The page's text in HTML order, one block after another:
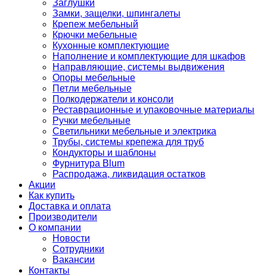
Заглушки
Замки, защелки, шпингалеты
Крепеж мебельный
Крючки мебельные
Кухонные комплектующие
Наполнение и комплектующие для шкафов
Направляющие, системы выдвижения
Опоры мебельные
Петли мебельные
Полкодержатели и консоли
Реставрационные и упаковочные материалы
Ручки мебельные
Светильники мебельные и электрика
Трубы, системы крепежа для труб
Кондукторы и шаблоны
Фурнитура Blum
Распродажа, ликвидация остатков
Акции
Как купить
Доставка и оплата
Производители
О компании
Новости
Сотрудники
Вакансии
Контакты